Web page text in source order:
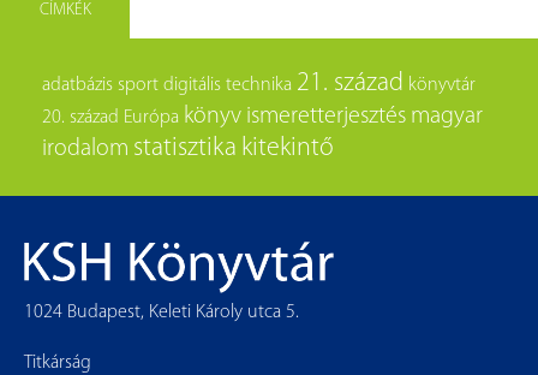
CÍMKÉK
adatbázis sport digitális technika 21. század könyvtár
20. század Európa könyv ismeretterjesztés magyar
irodalom statisztika kitekintő
1024 Budapest, Keleti Károly utca 5.
Titkárság